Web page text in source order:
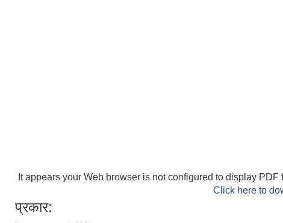
It appears your Web browser is not configured to display PDF
Click here to
प्रकार: